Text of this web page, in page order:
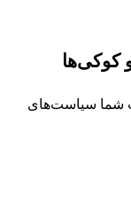
شما سیاست‌های